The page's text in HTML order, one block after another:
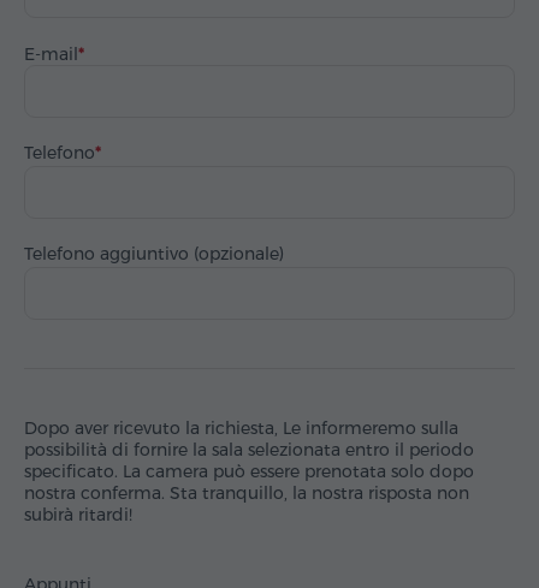
E-mail
Telefono
Telefono aggiuntivo (opzionale)
Dopo aver ricevuto la richiesta, Le informeremo sulla
possibilità di fornire la sala selezionata entro il periodo
specificato. La camera può essere prenotata solo dopo
nostra conferma. Sta tranquillo, la nostra risposta non
subirà ritardi!